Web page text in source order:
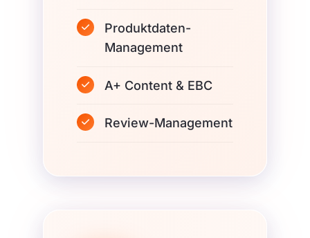
Produktdaten-
Management
A+ Content & EBC
Review-Management